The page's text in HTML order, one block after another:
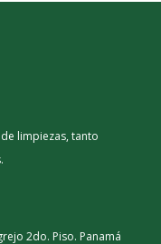
limpiezas, tanto
2do. Piso. Panamá